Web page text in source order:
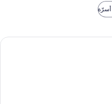
ميني بار وخزنة داخل الغرفة ومكتب